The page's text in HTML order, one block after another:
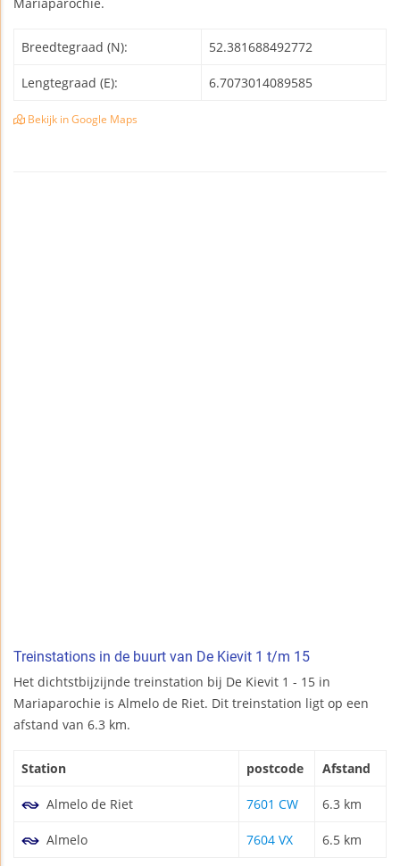
Breedtegraad (N): 52.381688492772
Lengtegraad (E): 6.7073014089585
Bekijk in Google Maps
Treinstations in de buurt van De Kievit 1 t/m 15
Het dichtstbijzijnde treinstation bij De Kievit 1 - 15 in
Mariaparochie is Almelo de Riet. Dit treinstation ligt op een
afstand van 6.3 km.
Station postcode Afstand
Almelo de Riet 7601 CW 6.3 km
Almelo 7604 VX 6.5 km